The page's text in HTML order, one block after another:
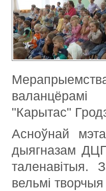
валанцёрамі
"Карытас"
Асноўнай
дыягназам
таленавітыя.
вельмі